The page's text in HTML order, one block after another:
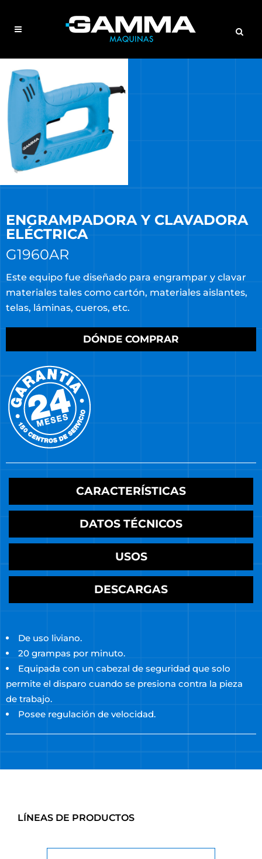
ENGRAMPADORA Y CLAVADORA
ELÉCTRICA
G1960AR
Este equipo fue diseñado para engrampar y clavar
materiales tales como cartón, materiales aislantes,
telas, láminas, cueros, etc.
DATOS TÉCNICOS
USOS
De uso liviano.
permite el disparo cuando se presiona contra la pieza
Posee regulación de velocidad.